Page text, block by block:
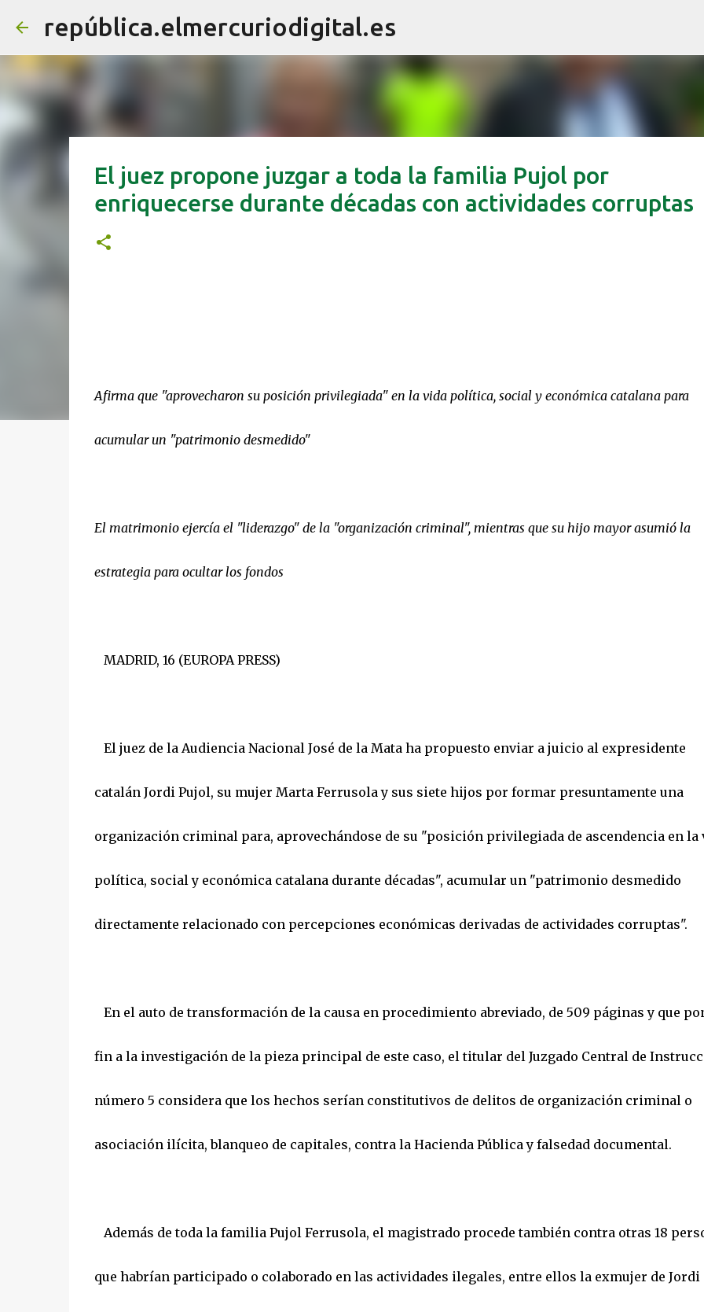
república.elmercuriodigital.es
El juez propone juzgar a toda la familia Pujol por
enriquecerse durante décadas con actividades corruptas
Afirma que "aprovecharon su posición privilegiada" en la vida política, social y económica catalana para
acumular un "patrimonio desmedido"
El matrimonio ejercía el "liderazgo" de la "organización criminal", mientras que su hijo mayor asumió la
estrategia para ocultar los fondos
MADRID, 16 (EUROPA PRESS)
El juez de la Audiencia Nacional José de la Mata ha propuesto enviar a juicio al expresidente
catalán Jordi Pujol, su mujer Marta Ferrusola y sus siete hijos por formar presuntamente una
organización criminal para, aprovechándose de su "posición privilegiada de ascendencia en la
política, social y económica catalana durante décadas", acumular un "patrimonio desmedido
directamente relacionado con percepciones económicas derivadas de actividades corruptas".
En el auto de transformación de la causa en procedimiento abreviado, de 509 páginas y que
fin a la investigación de la pieza principal de este caso, el titular del Juzgado Central de
número 5 considera que los hechos serían constitutivos de delitos de organización criminal o
asociación ilícita, blanqueo de capitales, contra la Hacienda Pública y falsedad documental.
Además de toda la familia Pujol Ferrusola, el magistrado procede también contra otras 18
que habrían participado o colaborado en las actividades ilegales, entre ellos la exmujer de Jordi